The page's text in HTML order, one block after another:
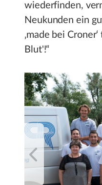
wiederfinden,
Neukunden ein
‚made bei
Blut'!“